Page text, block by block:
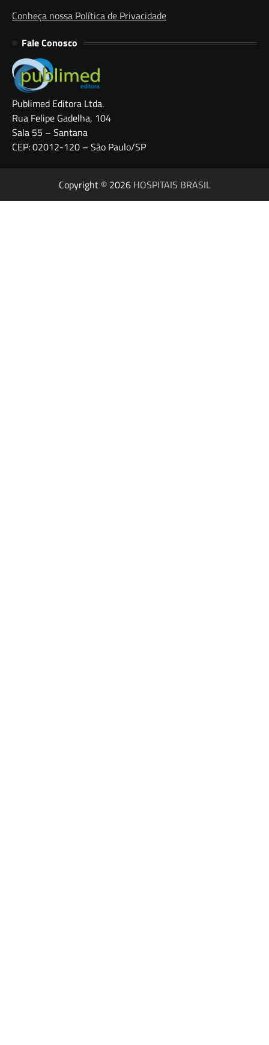
Conheça nossa Política de Privacidade
Fale Conosco
Publimed Editora Ltda.
Rua Felipe Gadelha, 104
Sala 55 – Santana
CEP: 02012-120 – São Paulo/SP
Copyright © 2026 HOSPITAIS BRASIL